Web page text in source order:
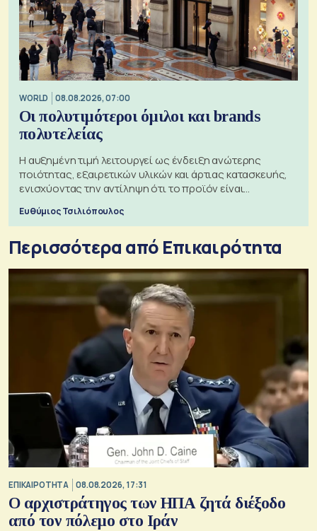
WORLD 08.08.2026, 07:00
Οι πολυτιμότεροι όμιλοι και brands
πολυτελείας
Η αυξημένη τιμή λειτουργεί ως ένδειξη ανώτερης
ποιότητας, εξαιρετικών υλικών και άρτιας κατασκευής,
ενισχύοντας την αντίληψη ότι το προϊόν είναι
Ευθύμιος Τσιλιόπουλος
Περισσότερα από Επικαιρότητα
ΕΠΙΚΑΙΡΟΤΗΤΑ 08.08.2026, 17:31
Ο αρχιστράτηγος των ΗΠΑ ζητά διέξοδο
από τον πόλεμο στο Ιράν